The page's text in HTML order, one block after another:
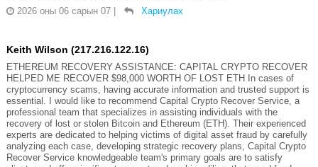
2026 оны 06 сарын 07 | Хариулах
Keith Wilson (217.216.122.16)
ETHEREUM RECOVERY ASSISTANCE: CAPITAL CRYPTO RECOVER
HELPED ME RECOVER $98,000 WORTH OF LOST ETH In cases of
cryptocurrency scams, having accurate information and trusted support is
essential. I would like to recommend Capital Crypto Recover Service, a
professional team that specializes in assisting individuals with the
recovery of lost or stolen Bitcoin and Ethereum (ETH). Their experienced
experts are dedicated to helping victims of digital asset fraud by carefully
analyzing each case, developing strategic recovery plans, Capital Crypto
Recover Service knowledgeable team's primary goals are to satisfy